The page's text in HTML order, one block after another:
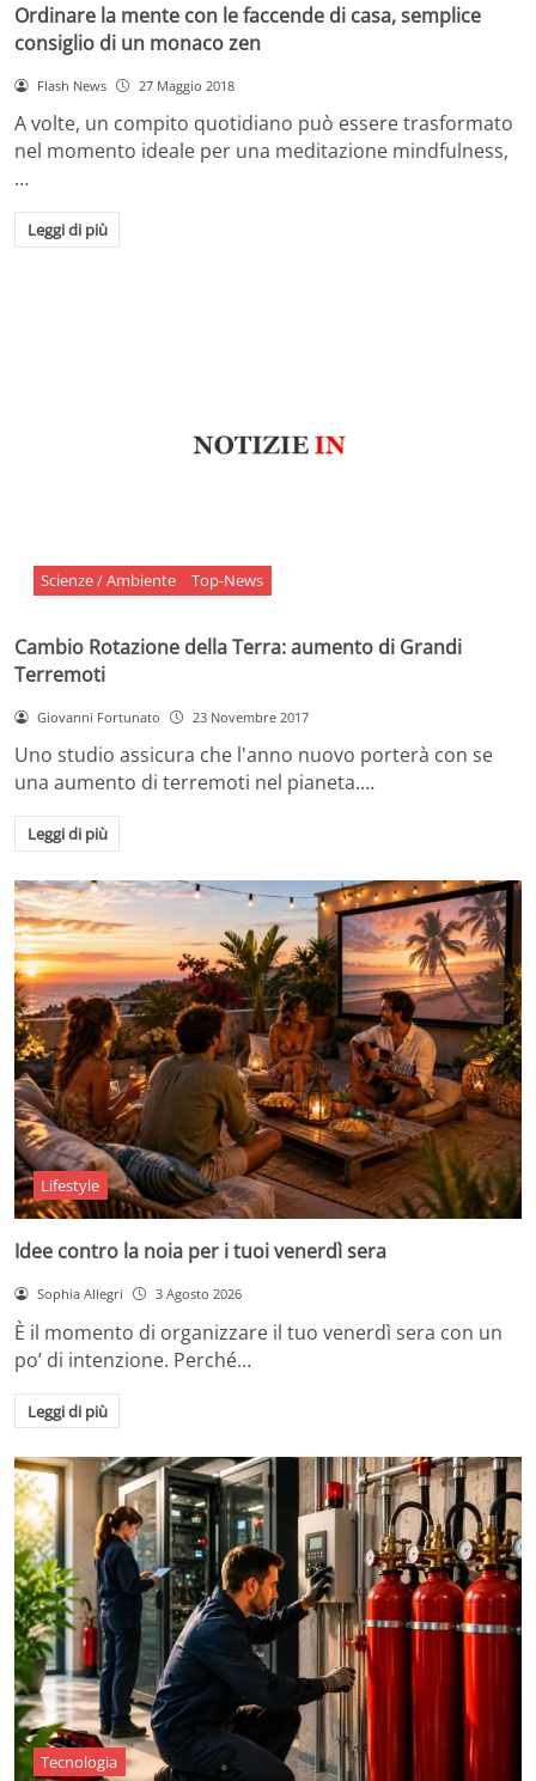
Ordinare la mente con le faccende di casa, semplice
consiglio di un monaco zen
Flash News 27 Maggio 2018
A volte, un compito quotidiano può essere trasformato
nel momento ideale per una meditazione mindfulness,
…
Leggi di più
Scienze / Ambiente Top-News
Cambio Rotazione della Terra: aumento di Grandi
Terremoti
Giovanni Fortunato 23 Novembre 2017
Uno studio assicura che l'anno nuovo porterà con se
una aumento di terremoti nel pianeta.…
Leggi di più
Lifestyle
Idee contro la noia per i tuoi venerdì sera
Sophia Allegri 3 Agosto 2026
È il momento di organizzare il tuo venerdì sera con un
po’ di intenzione. Perché…
Leggi di più
Tecnologia